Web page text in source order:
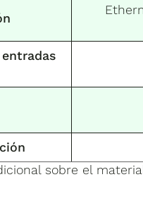
entradas
sobre el